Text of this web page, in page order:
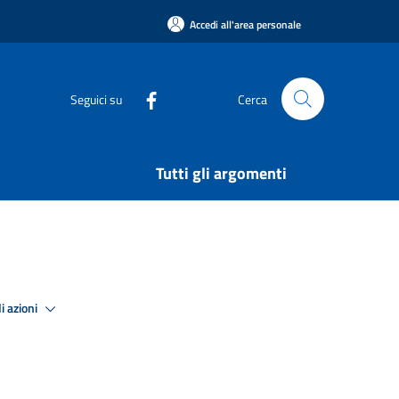
Accedi all'area personale
Seguici su Cerca
Tutti gli argomenti
azioni